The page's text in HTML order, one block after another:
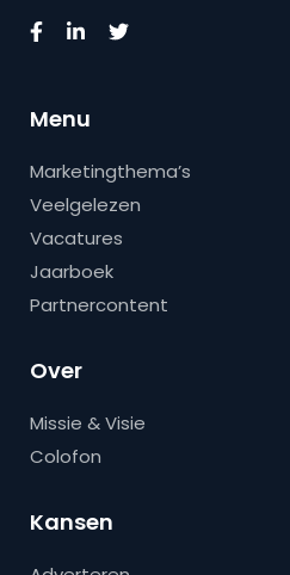
Menu
Marketingthema’s
Veelgelezen
Vacatures
Jaarboek
Partnercontent
Over
Missie & Visie
Colofon
Kansen